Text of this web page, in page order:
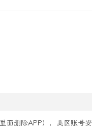
面删除APP），美区账号安